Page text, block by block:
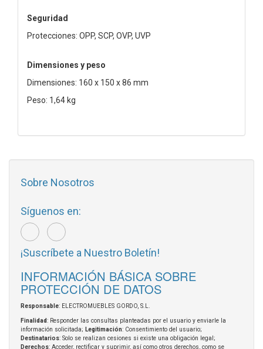
Seguridad
Protecciones: OPP, SCP, OVP, UVP
Dimensiones y peso
Dimensiones: 160 x 150 x 86 mm
Peso: 1,64 kg
Sobre Nosotros
Síguenos en:
¡Suscríbete a Nuestro Boletín!
INFORMACIÓN BÁSICA SOBRE
PROTECCIÓN DE DATOS
Responsable: ELECTROMUEBLES GORDO, S.L.
Finalidad: Responder las consultas planteadas por el usuario y enviarle la
información solicitada; Legitimación: Consentimiento del usuario;
Destinatarios: Solo se realizan cesiones si existe una obligación legal;
Derechos: Acceder, rectificar y suprimir, así como otros derechos, como se